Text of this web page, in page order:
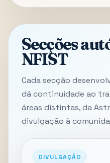
Secções
NFIST
Cada secção
dá continuidade ao
áreas distintas, da
divulgação à
DIVULGAÇÃO